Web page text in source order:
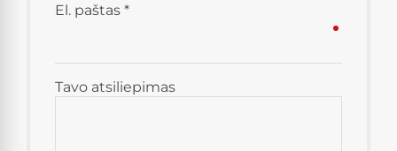
Tavo atsiliepimas
El. paštas *